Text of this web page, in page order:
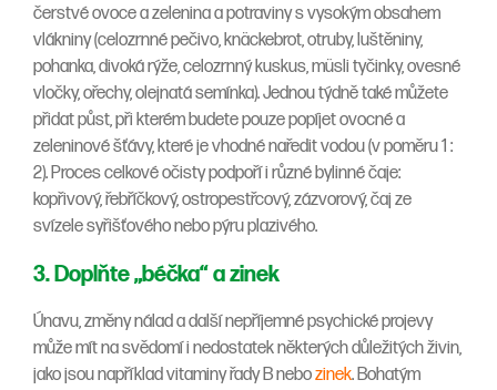
čerstvé ovoce a zelenina a potraviny s vysokým obsahem
vlákniny (celozrnné pečivo, knäckebrot, otruby, luštěniny,
pohanka, divoká rýže, celozrnný kuskus, müsli tyčinky, ovesné
vločky, ořechy, olejnatá semínka). Jednou týdně také můžete
přidat půst, při kterém budete pouze popíjet ovocné a
zeleninové šťávy, které je vhodné naředit vodou (v poměru 1 :
2). Proces celkové očisty podpoří i různé bylinné čaje:
kopřivový, řebříčkový, ostropestřcový, zázvorový, čaj ze
svízele syřišťového nebo pýru plazivého.
3. Doplňte „béčka“ a zinek
Únavu, změny nálad a další nepříjemné psychické projevy
může mít na svědomí i nedostatek některých důležitých živin,
jako jsou například vitaminy řady B nebozinek. Bohatým